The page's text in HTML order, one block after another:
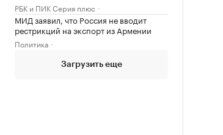
РБК и ПИК Серия плюс
МИД заявил, что Россия не вводит
рестрикций на экспорт из Армении
Политика
Загрузить еще